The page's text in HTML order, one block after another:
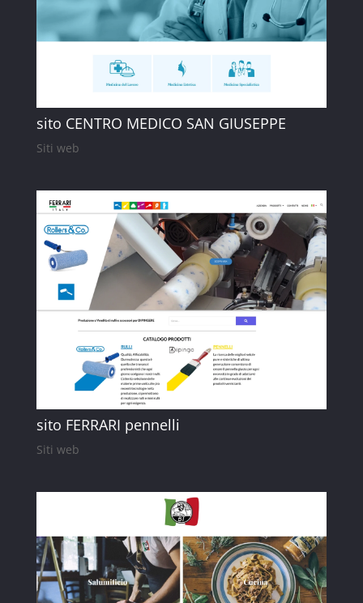
sito CENTRO MEDICO SAN GIUSEPPE
Siti web
sito FERRARI pennelli
Siti web